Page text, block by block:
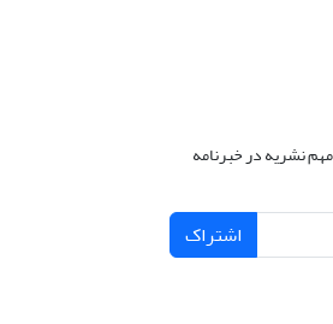
نشریه در خبرنامه
اشتراک